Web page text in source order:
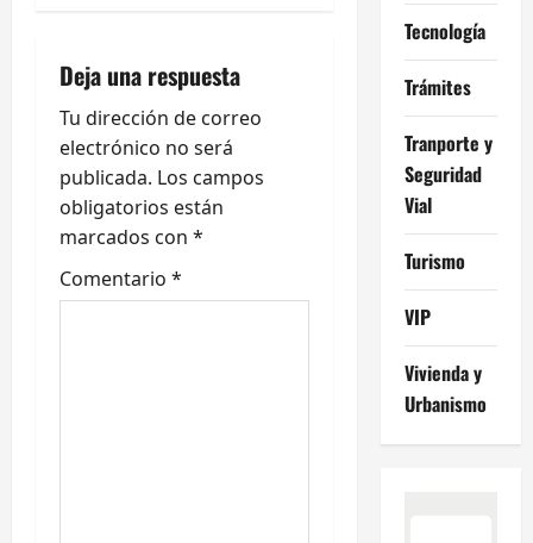
ó
n
d
e
e
Deja una respuesta
Tu dirección de correo
electrónico no será
publicada. Los campos
obligatorios están
marcados con *
Comentario *
Tecnología
Trámites
Tranporte y
Seguridad
Vial
Turismo
VIP
Vivienda y
Urbanismo